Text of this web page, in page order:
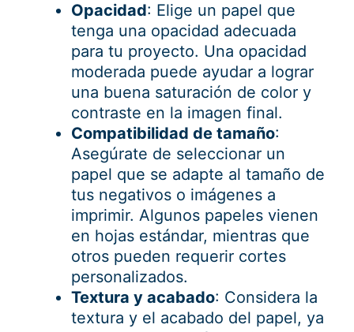
Opacidad: Elige un papel que
tenga una opacidad adecuada
para tu proyecto. Una opacidad
moderada puede ayudar a lograr
una buena saturación de color y
contraste en la imagen final.
Compatibilidad de tamaño:
Asegúrate de seleccionar un
papel que se adapte al tamaño de
tus negativos o imágenes a
imprimir. Algunos papeles vienen
en hojas estándar, mientras que
otros pueden requerir cortes
personalizados.
Textura y acabado: Considera la
textura y el acabado del papel, ya